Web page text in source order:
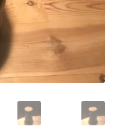
et de retours